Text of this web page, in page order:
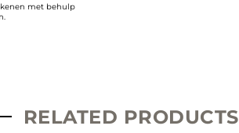
met behulp
RELATED PRODUCTS